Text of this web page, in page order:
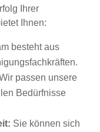
Ihrer
Ihnen:
besteht aus
passen unsere
Bedürfnisse
Sie können sich